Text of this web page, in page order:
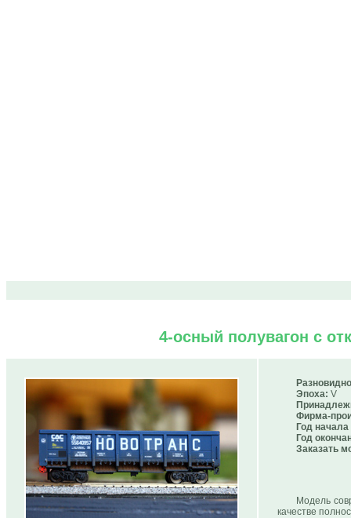
4-осный полувагон с
Эпоха: V
Фирма-
Год
Год
Заказать
Модель
качестве